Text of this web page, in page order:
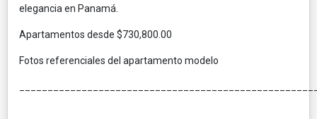
elegancia en Panamá.
Apartamentos desde $730,800.00
Fotos referenciales del apartamento modelo